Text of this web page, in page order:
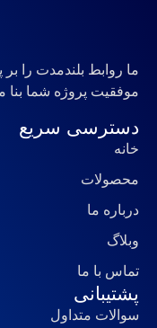
ما روابط بلندمدت را
موفقیت پروژه شما بنا
دسترسی سریع
خانه
محصولات
درباره ما
وبلاگ
تماس با ما
پشتیبانی
سوالات متداول